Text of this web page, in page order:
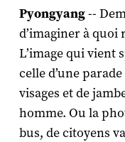
Pyongyang--
d’imaginer à quoi
L’image qui vient
celle d’une
visages et de
homme. Ou la
bus, de citoyens